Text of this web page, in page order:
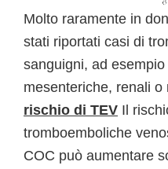
Molto raramente in
stati riportati casi di
sanguigni, ad
mesenteriche, renali o
rischio di TEV Il
tromboemboliche
COC può aumentare